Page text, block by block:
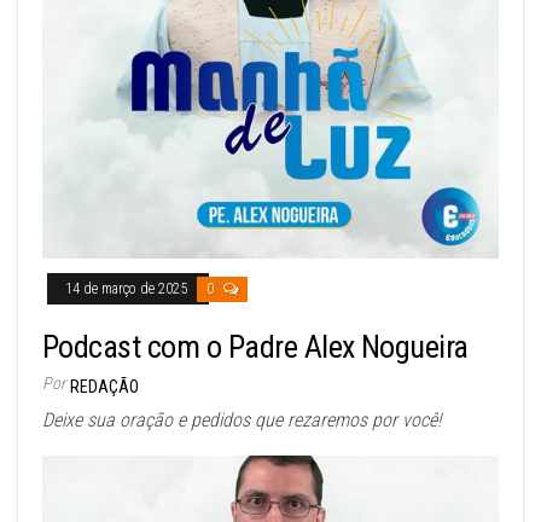
14 de março de 2025 0
Podcast com o Padre Alex Nogueira
Por REDAÇÃO
Deixe sua oração e pedidos que rezaremos por você!